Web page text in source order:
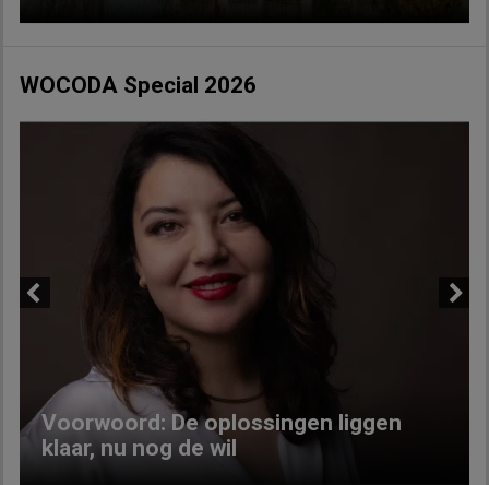
WOCODA Special 2026
Voorwoord: De oplossingen liggen
klaar, nu nog de wil